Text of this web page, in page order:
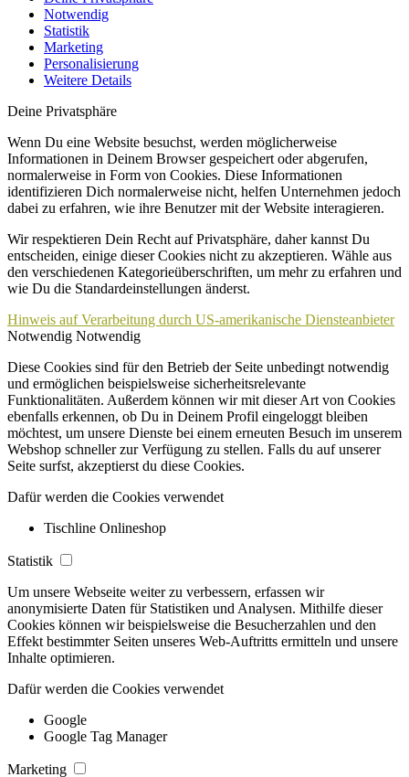
Notwendig
Statistik
Marketing
Personalisierung
Weitere Details
Deine Privatsphäre
Wenn Du eine Website besuchst, werden möglicherweise
Informationen in Deinem Browser gespeichert oder abgerufen,
normalerweise in Form von Cookies. Diese Informationen
identifizieren Dich normalerweise nicht, helfen Unternehmen jedoch
dabei zu erfahren, wie ihre Benutzer mit der Website interagieren.
Wir respektieren Dein Recht auf Privatsphäre, daher kannst Du
entscheiden, einige dieser Cookies nicht zu akzeptieren. Wähle aus
den verschiedenen Kategorieüberschriften, um mehr zu erfahren und
wie Du die Standardeinstellungen änderst.
Hinweis auf Verarbeitung durch US-amerikanische Diensteanbieter
Notwendig Notwendig
Diese Cookies sind für den Betrieb der Seite unbedingt notwendig
und ermöglichen beispielsweise sicherheitsrelevante
Funktionalitäten. Außerdem können wir mit dieser Art von Cookies
ebenfalls erkennen, ob Du in Deinem Profil eingeloggt bleiben
möchtest, um unsere Dienste bei einem erneuten Besuch im unserem
Webshop schneller zur Verfügung zu stellen. Falls du auf unserer
Seite surfst, akzeptierst du diese Cookies.
Dafür werden die Cookies verwendet
Tischline Onlineshop
Statistik
Um unsere Webseite weiter zu verbessern, erfassen wir
anonymisierte Daten für Statistiken und Analysen. Mithilfe dieser
Cookies können wir beispielsweise die Besucherzahlen und den
Effekt bestimmter Seiten unseres Web-Auftritts ermitteln und unsere
Inhalte optimieren.
Dafür werden die Cookies verwendet
Google
Google Tag Manager
Marketing